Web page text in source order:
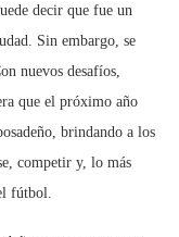
decir que fue un
Sin embargo, se
nuevos desafíos,
que el próximo año
brindando a los
competir y, lo más
fútbol.